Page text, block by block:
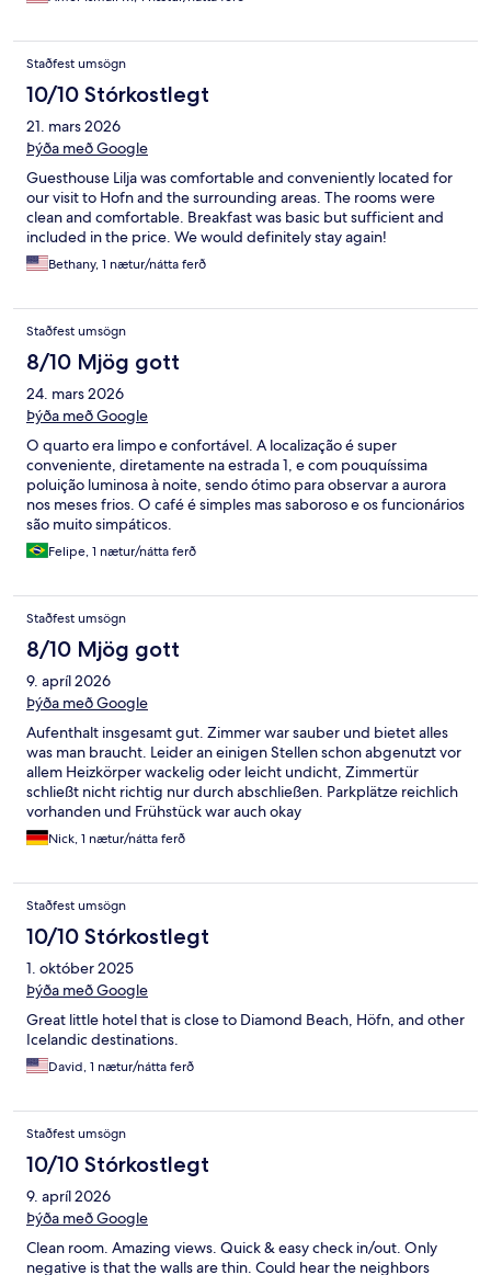
Staðfest umsögn
10/10 Stórkostlegt
21. mars 2026
Þýða með Google
Guesthouse Lilja was comfortable and conveniently located for
our visit to Hofn and the surrounding areas. The rooms were
clean and comfortable. Breakfast was basic but sufficient and
included in the price. We would definitely stay again!
Bethany, 1 nætur/nátta ferð
Staðfest umsögn
8/10 Mjög gott
24. mars 2026
Þýða með Google
O quarto era limpo e confortável. A localização é super
conveniente, diretamente na estrada 1, e com pouquíssima
poluição luminosa à noite, sendo ótimo para observar a aurora
nos meses frios. O café é simples mas saboroso e os funcionários
são muito simpáticos.
Felipe, 1 nætur/nátta ferð
Staðfest umsögn
8/10 Mjög gott
9. apríl 2026
Þýða með Google
Aufenthalt insgesamt gut. Zimmer war sauber und bietet alles
was man braucht. Leider an einigen Stellen schon abgenutzt vor
allem Heizkörper wackelig oder leicht undicht, Zimmertür
schließt nicht richtig nur durch abschließen. Parkplätze reichlich
vorhanden und Frühstück war auch okay
Nick, 1 nætur/nátta ferð
Staðfest umsögn
10/10 Stórkostlegt
1. október 2025
Þýða með Google
Great little hotel that is close to Diamond Beach, Höfn, and other
Icelandic destinations.
David, 1 nætur/nátta ferð
Staðfest umsögn
10/10 Stórkostlegt
9. apríl 2026
Þýða með Google
Clean room. Amazing views. Quick & easy check in/out. Only
negative is that the walls are thin. Could hear the neighbors